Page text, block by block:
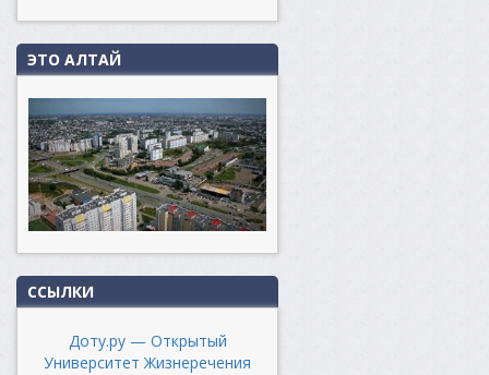
ЭТО АЛТАЙ
ССЫЛКИ
Доту.ру — Открытый
Университет Жизнеречения